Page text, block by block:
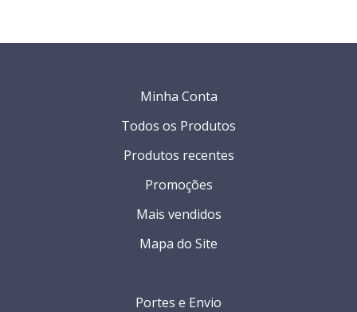
Portes e Envio
Minha Conta
Todos os Produtos
Produtos recentes
Promoções
Mais vendidos
Mapa do Site